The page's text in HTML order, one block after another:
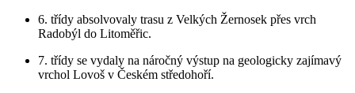
6. třídy absolvovaly trasu z Velkých Žernosek přes vrch
Radobýl do Litoměřic.
7. třídy se vydaly na náročný výstup na geologicky zajímavý
vrchol Lovoš v Českém středohoří.